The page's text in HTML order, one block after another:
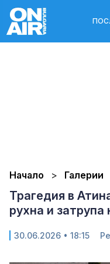
Начало Галерии
Трагедия в
рухна и
30.06.2026 • 18:15